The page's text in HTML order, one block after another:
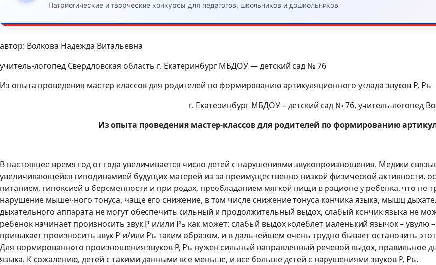
Патриотические и творческие конкурсы для педагогов, школьников и дошкольников
автор: Волкова Надежда Витальевна
учитель-логопед Свердловская область г. Екатеринбург МБДОУ — детский сад № 76
Из опыта проведения мастер-классов для родителей по формированию артикуляционного уклада звуков Р, Рь
г. Екатеринбург МБДОУ – детский сад № 76, учитель-логопед
Из опыта проведения мастер-классов для родителей по формированию
В настоящее время год от года увеличивается число детей с нарушениями звукопроизношения. Медики
увеличивающейся гиподинамией будущих матерей из-за преимущественно низкой физической активности,
питанием, гипоксией в беременности и при родах, преобладанием мягкой пищи в рационе у ребенка, что не
нарушение мышечного тонуса, чаще его снижение, в том числе снижение тонуса кончика языка, мышц
дыхательного аппарата не могут обеспечить сильный и продолжительный выдох, слабый кончик языка не
ребенок начинает произносить звук Р и/или Рь как может: слабый выдох колеблет маленький язычок – увулю
привыкает произносить звук Р и/или Рь таким образом, и в дальнейшем очень трудно бывает остановить
Для нормированного произношения звуков Р, Рь нужен сильный направленный речевой выдох, правильное
языка. К сожалению, детей с такими данными все меньше, и все больше детей с нарушениями звуков Р, Рь.